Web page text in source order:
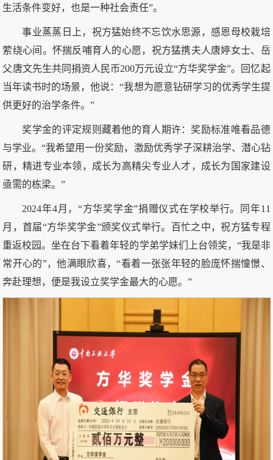
生活条件变好，也是一种社会责任”。
事业蒸蒸日上，祝方猛始终不忘饮水思源，感恩母校栽培
萦绕心间。怀揣反哺育人的心愿，祝方猛携夫人唐婷女士、岳
父唐文先生共同捐资人民币200万元设立“方华奖学金”。回忆起
当年读书时的场景，他说：“我想为愿意钻研学习的优秀学生提
供更好的治学条件。”
奖学金的评定规则藏着他的育人期许：奖励标准唯看品德
与学业。“我希望用一份奖励，激励优秀学子深耕治学、潜心钻
研，精进专业本领，成长为高精尖专业人才，成长为国家建设
亟需的栋梁。”
2024年4月，“方华奖学金”捐赠仪式在学校举行。同年11
月，首届“方华奖学金”颁奖仪式举行。百忙之中，祝方猛专程
重返校园。坐在台下看着年轻的学弟学妹们上台领奖，“我是非
常开心的”，他满眼欣喜，“看着一张张年轻的脸庞怀揣憧憬、
奔赴理想，便是我设立奖学金最大的心愿。”